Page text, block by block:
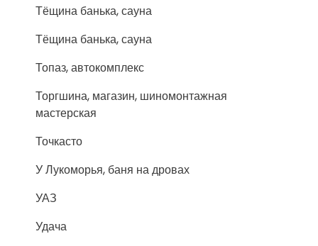
Тёщина банька, сауна
Тёщина банька, сауна
Топаз, автокомплекс
Торгшина, магазин, шиномонтажная
мастерская
Точкасто
У Лукоморья, баня на дровах
УАЗ
Удача